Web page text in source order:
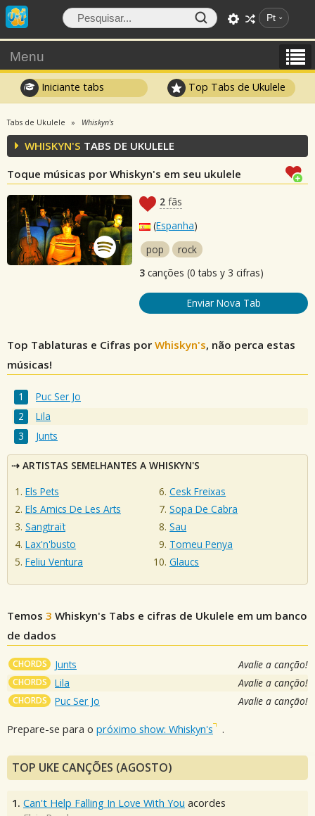
Pt
Menu
Iniciante tabs Top Tabs de Ukulele
Tabs de Ukulele Whiskyn's
WHISKYN'S TABS DE UKULELE
Toque músicas por Whiskyn's em seu ukulele
2 fãs
(Espanha)
pop
rock
3 canções (0 tabs y 3 cifras)
Enviar Nova Tab
Top Tablaturas e Cifras por Whiskyn's, não perca estas
músicas!
Puc Ser Jo
Lila
Junts
ARTISTAS SEMELHANTES A WHISKYN'S
Els Pets
Els Amics De Les Arts
Sangtraït
Lax'n'busto
Feliu Ventura
Cesk Freixas
Sopa De Cabra
Sau
Tomeu Penya
Glaucs
Temos 3 Whiskyn's Tabs e cifras de Ukulele em um banco
de dados
CHORDS Junts Avalie a canção!
CHORDS Lila Avalie a canção!
CHORDS Puc Ser Jo Avalie a canção!
Prepare-se para o próximo show: Whiskyn's .
TOP UKE CANÇÕES (AGOSTO)
1. Can't Help Falling In Love With You acordes